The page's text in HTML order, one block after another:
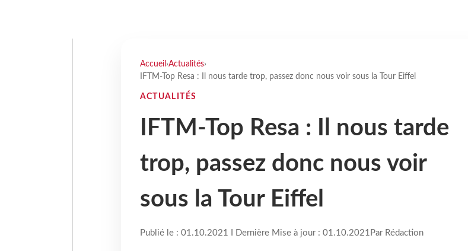
Accueil ›Actualités›
IFTM-Top Resa : Il nous tarde trop, passez donc nous voir sous la Tour Eiffel
ACTUALITÉS
IFTM-Top Resa : Il nous tarde
trop, passez donc nous voir
sous la Tour Eiffel
Publié le : 01.10.2021 I Dernière Mise à jour : 01.10.2021 Par Rédaction